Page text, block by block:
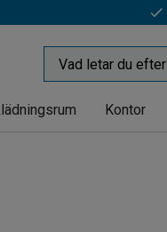
Kontor